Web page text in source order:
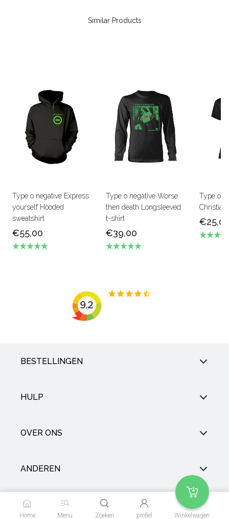
Similar Products
Type o negative Express
yourself Hooded
sweatshirt
€55,00
Type o negative Worse
then death Longsleeved
t-shirt
€39,00
Type o
BESTELLINGEN
HULP
OVER ONS
ANDEREN
SOCIAL
Home Menu Zoeken profiel Winkelwagen